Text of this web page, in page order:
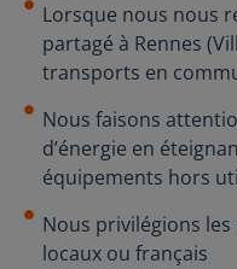
Lorsque nous nous
partagé à Rennes
transports en
Nous faisons
d’énergie en
équipements hors
Nous privilégions
locaux ou français